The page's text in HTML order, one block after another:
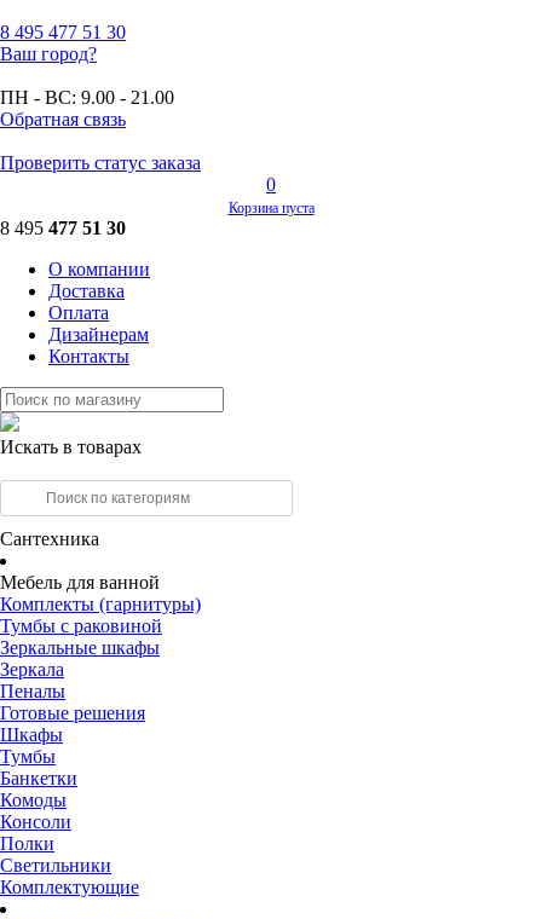
8 495 477 51 30
Ваш город?
ПН - ВС: 9.00 - 21.00
Обратная связь
Проверить статус заказа
0
Корзина пуста
8 495 477 51 30
О компании
Доставка
Оплата
Дизайнерам
Контакты
Искать в товарах
Сантехника
Мебель для ванной
Комплекты (гарнитуры)
Тумбы с раковиной
Зеркальные шкафы
Зеркала
Пеналы
Готовые решения
Шкафы
Тумбы
Банкетки
Комоды
Консоли
Полки
Светильники
Комплектующие